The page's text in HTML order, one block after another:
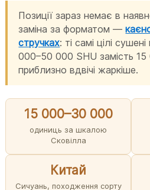
Позиції зараз немає в
заміна за форматом —
стручках: ті самі цілі
000–50 000 SHU замість
приблизно вдвічі жаркіше.
15 000–30 000
одиниць за шкалою
Сковілла
Китай
Сичуань, походження сорту